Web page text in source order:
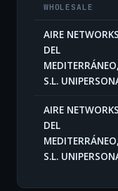
WHOLESALE
AIRE NETWORKS
DEL
MEDITERRÁNEO,
S.L.
AIRE NETWORKS
DEL
MEDITERRÁNEO,
S.L.